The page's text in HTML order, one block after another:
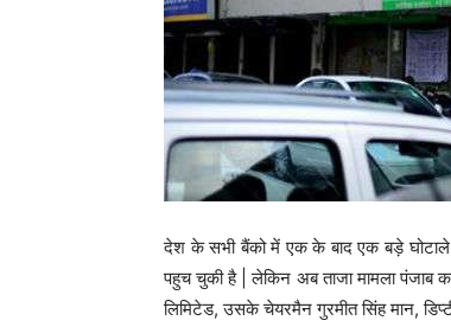
देश के सभी बैंको में एक के बाद एक बड़े घोटाले
पहुच चुकी है | लेकिन अब ताजा मामला पंजाब
लिमिटेड, उसके चेयरमैन गुरमीत सिंह मान,